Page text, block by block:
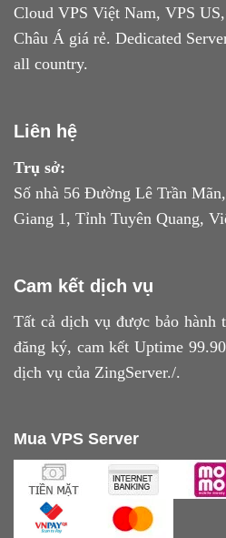
Cloud VPS Việt Nam, VPS
Châu Á giá rẻ. Dedicated
all country.
Liên hệ
Trụ sở:
Số nhà 56 Đường Lê Trần
Giang 1, Tỉnh Tuyên Quang,
Cam kết dịch vụ
Tất cả dịch vụ được bảo hành
đăng ký, cam kết Uptime
dịch vụ của ZingServer./.
Mua VPS Server